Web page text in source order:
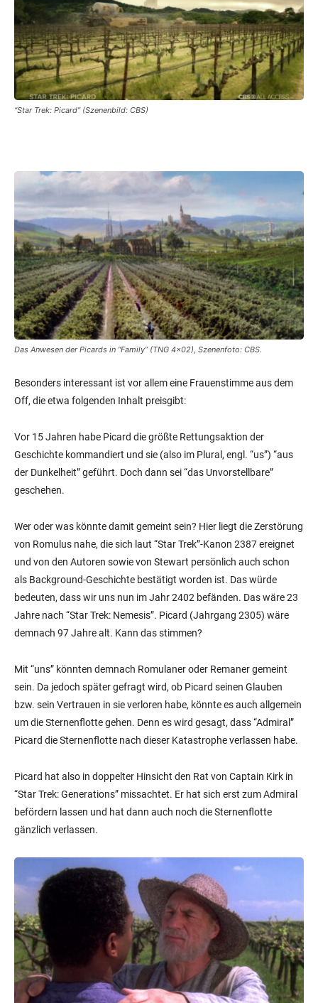
“Star Trek: Picard” (Szenenbild: CBS)
Das Anwesen der Picards in “Family” (TNG 4×02), Szenenfoto: CBS.
Besonders interessant ist vor allem eine Frauenstimme aus dem
Off, die etwa folgenden Inhalt preisgibt:
Vor 15 Jahren habe Picard die größte Rettungsaktion der
Geschichte kommandiert und sie (also im Plural, engl. “us”) “aus
der Dunkelheit” geführt. Doch dann sei “das Unvorstellbare”
geschehen.
Wer oder was könnte damit gemeint sein? Hier liegt die Zerstörung
von Romulus nahe, die sich laut “Star Trek”-Kanon 2387 ereignet
und von den Autoren sowie von Stewart persönlich auch schon
als Background-Geschichte bestätigt worden ist. Das würde
bedeuten, dass wir uns nun im Jahr 2402 befänden. Das wäre 23
Jahre nach “Star Trek: Nemesis”. Picard (Jahrgang 2305) wäre
demnach 97 Jahre alt. Kann das stimmen?
Mit “uns” könnten demnach Romulaner oder Remaner gemeint
sein. Da jedoch später gefragt wird, ob Picard seinen Glauben
bzw. sein Vertrauen in sie verloren habe, könnte es auch allgemein
um die Sternenflotte gehen. Denn es wird gesagt, dass “Admiral”
Picard die Sternenflotte nach dieser Katastrophe verlassen habe.
Picard hat also in doppelter Hinsicht den Rat von Captain Kirk in
“Star Trek: Generations” missachtet. Er hat sich erst zum Admiral
befördern lassen und hat dann auch noch die Sternenflotte
gänzlich verlassen.